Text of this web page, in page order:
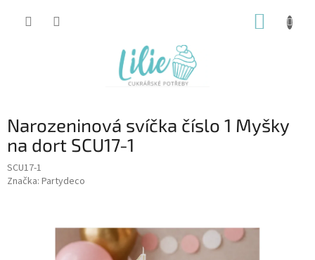
Narozeninová svíčka číslo 1 Myšky
na dort SCU17-1
SCU17-1
Značka: Partydeco